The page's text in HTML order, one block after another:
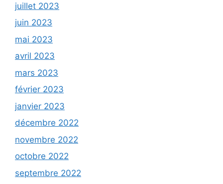
juillet 2023
juin 2023
mai 2023
avril 2023
mars 2023
février 2023
janvier 2023
décembre 2022
novembre 2022
octobre 2022
septembre 2022